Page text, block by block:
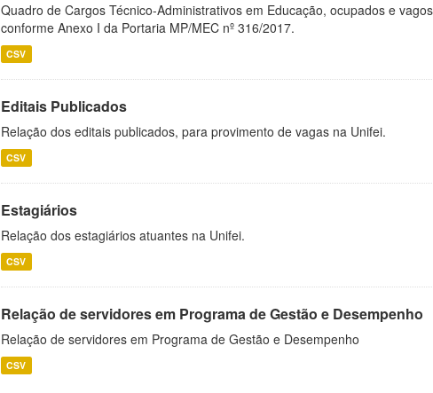
Quadro de Cargos Técnico-Administrativos em Educação, ocupados e vagos
conforme Anexo I da Portaria MP/MEC nº 316/2017.
CSV
Editais Publicados
Relação dos editais publicados, para provimento de vagas na Unifei.
CSV
Estagiários
Relação dos estagiários atuantes na Unifei.
CSV
Relação de servidores em Programa de Gestão e Desempenho
Relação de servidores em Programa de Gestão e Desempenho
CSV